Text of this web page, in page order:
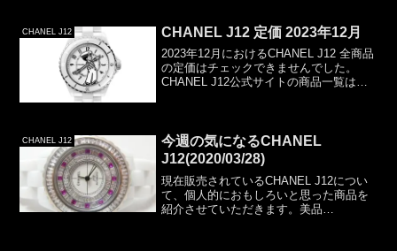
しらの参考にはなるかと思います。私な
りの結論を最後に記...
CHANEL J12 CHANEL J12 定価 2023年12月
2023年12月におけるCHANEL J12 全商品
の定価はチェックできませんでした。
CHANEL J12公式サイトの商品一覧はこ
CHANEL J12
今週の気になるCHANEL
J12(2020/03/28)
現在販売されているCHANEL J12につい
て、個人的におもしろいと思った商品を
紹介させていただきます。美品